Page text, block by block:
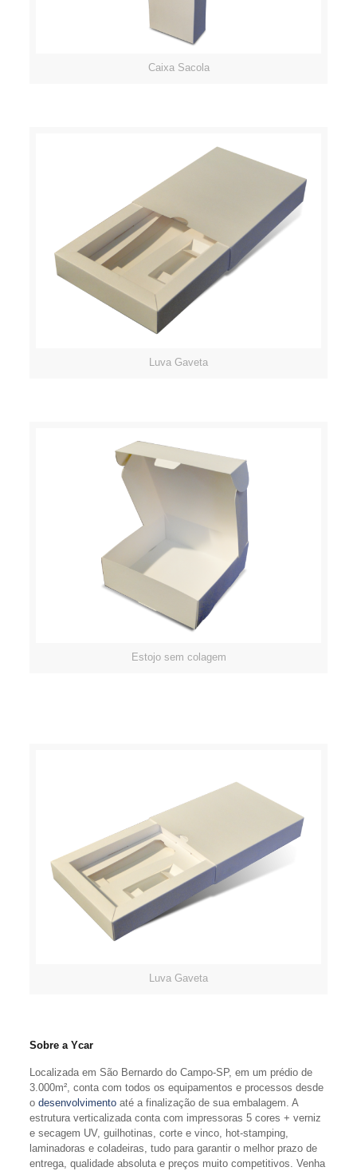
Caixa Sacola
Luva Gaveta
Estojo sem colagem
Luva Gaveta
Sobre a Ycar
Localizada em São Bernardo do Campo-SP, em um prédio de
3.000m², conta com todos os equipamentos e processos desde
o desenvolvimentoaté a finalização de sua embalagem. A
estrutura verticalizada conta com impressoras 5 cores + verniz
e secagem UV, guilhotinas, corte e vinco, hot-stamping,
laminadoras e coladeiras, tudo para garantir o melhor prazo de
entrega, qualidade absoluta e preços muito competitivos. Venha